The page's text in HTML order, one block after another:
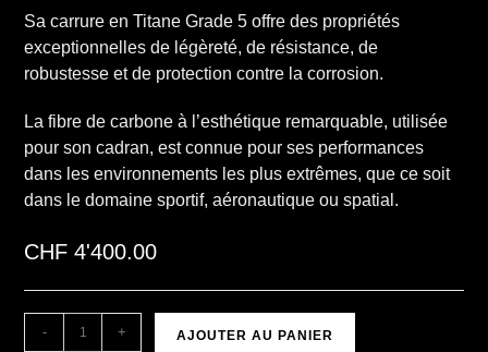
Sa carrure en Titane Grade 5 offre des propriétés
exceptionnelles de légèreté, de résistance, de
robustesse et de protection contre la corrosion.
La fibre de carbone à l’esthétique remarquable, utilisée
pour son cadran, est connue pour ses performances
dans les environnements les plus extrêmes, que ce soit
dans le domaine sportif, aéronautique ou spatial.
CHF 4'400.00
- + AJOUTER AU PANIER